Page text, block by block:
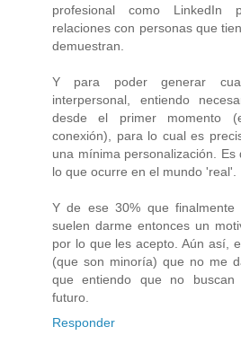
profesional como LinkedIn
relaciones con personas que
demuestran.
Y para poder generar
interpersonal, entiendo
desde el primer momento
conexión), para lo cual es
una mínima personalización.
lo que ocurre en el mundo 'real'.
Y de ese 30% que finalmente
suelen darme entonces un
por lo que les acepto. Aún así,
(que son minoría) que no me
que entiendo que no
futuro.
Responder